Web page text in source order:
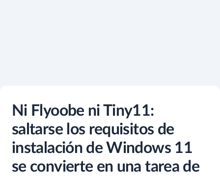
Ni Flyoobe ni Tiny11:
saltarse los requisitos de
instalación de Windows 11
se convierte en una tarea de